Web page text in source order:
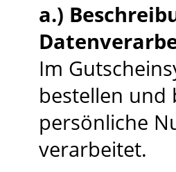
a.)
Im
bestellen und
persönliche
verarbeitet.